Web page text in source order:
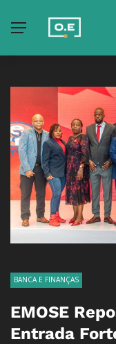
BANCA E FINANÇAS
EMOSE
Entrada